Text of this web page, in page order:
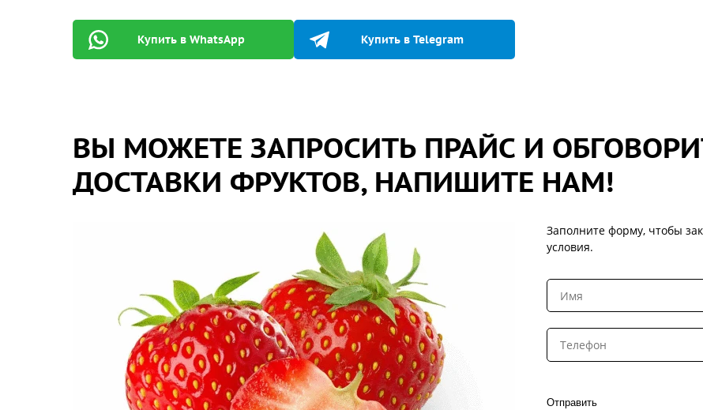
Купить в WhatsApp Купить в Telegram
ВЫ МОЖЕТЕ ЗАПРОСИТЬ ПРАЙС И
ДОСТАВКИ ФРУКТОВ, НАПИШИТЕ НАМ!
Заполните форму, чтобы
условия.
Отправить